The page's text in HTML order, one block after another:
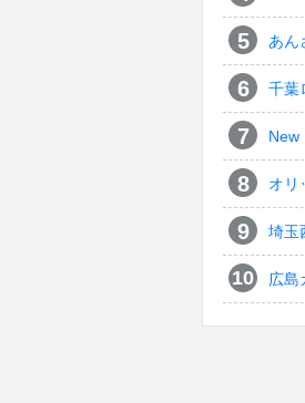
あん
千葉
New
オリ
埼玉
広島